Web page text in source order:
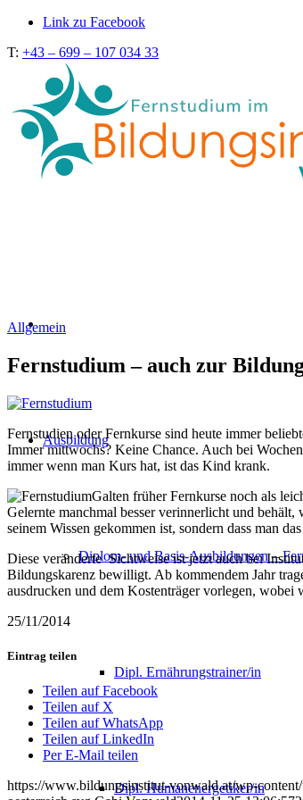
Link zu Facebook
T: +43 – 699 – 107 034 33
Ausbildung
Diplom- und Basis-Ausbildungen –
Dipl. Ernährungstrainer/in
Dipl. Humanenergetiker/in
Allgemein
Fernstudium – auch zur
Fernstudien oder Fernkurse sind heute immer
Immer mittwochs? Keine Chance. Auch bei
immer wenn man Kurs hat, ist das Kind krank.
Galten früher Fernkurse noch als
Gelernte manchmal besser verinnerlicht und
seinem Wissen gekommen ist, sondern dass man
Diese veränderte Sichtweise ist jetzt auch bei
Bildungskarenz bewilligt. Ab kommendem Jahr
ausdrucken und dem Kostenträger vorlegen, wobei
25/11/2014
Eintrag teilen
Teilen auf Facebook
Teilen auf X
Teilen auf WhatsApp
Teilen auf LinkedIn
Per E-Mail teilen
https://www.bildungsinstitut-vonwald.at/wp-